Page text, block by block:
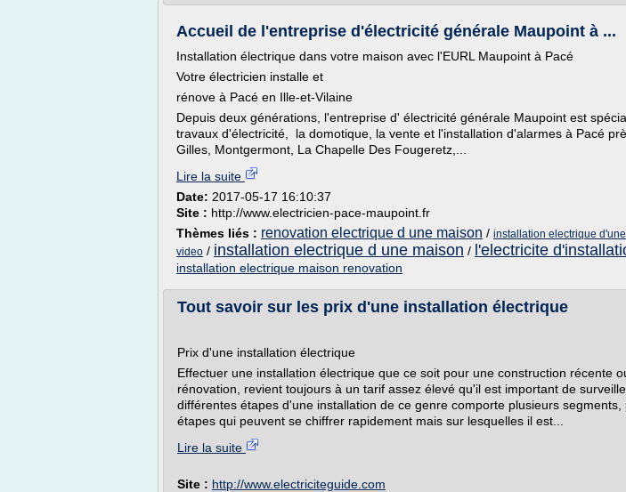
Accueil de l'entreprise d'électricité générale Maupoint à ...
Installation électrique dans votre maison avec l'EURL Maupoint à Pacé
Votre électricien installe et
rénove à Pacé en Ille-et-Vilaine
Depuis deux générations, l'entreprise d' électricité générale Maupoint est
travaux d'électricité, la domotique, la vente et l'installation d'alarmes à Pacé
Gilles, Montgermont, La Chapelle Des Fougeretz,...
Lire la suite
Date: 2017-05-17 16:10:37
Site : http://www.electricien-pace-maupoint.fr
Thèmes liés : renovation electrique d une maison / installation electrique
video / installation electrique d une maison / l'electricite
installation electrique maison renovation
Tout savoir sur les prix d'une installation électrique
Prix d'une installation électrique
Effectuer une installation électrique que ce soit pour une construction récente
rénovation, revient toujours à un tarif assez élevé qu'il est important de
différentes étapes d'une installation de ce genre comporte plusieurs segments,
étapes qui peuvent se chiffrer rapidement mais sur lesquelles il est...
Lire la suite
Site : http://www.electriciteguide.com